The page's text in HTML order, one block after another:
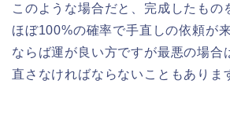
このような場合だと、完成したもの
ほぼ100%の確率で手直しの依頼が
ならば運が良い方ですが最悪の場合
直さなければならないこともありま